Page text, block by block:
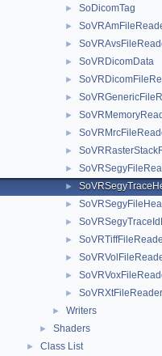
► SoDicomTag
►
►
► SoVRDicomData
►
►
►
►
►
►
►
►
►
►
►
►
► SoVRXtFileReader
► Writers
► Shaders
► Class List